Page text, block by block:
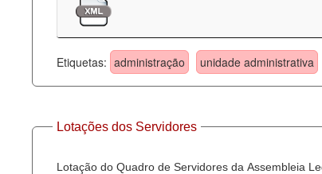
Etiquetas: administração unidade administrativa
Lotações dos Servidores
Lotação do Quadro de Servidores da Assembleia